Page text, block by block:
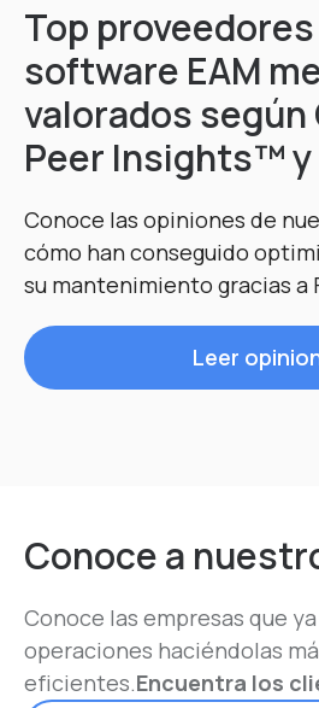
Top
software EAM
valorados
Peer Insights™
Conoce las opiniones de
cómo han conseguido
su mantenimiento gracias a
Leer
Conoce a
Conoce las empresas que
operaciones haciéndolas
eficientes.Encuentra los